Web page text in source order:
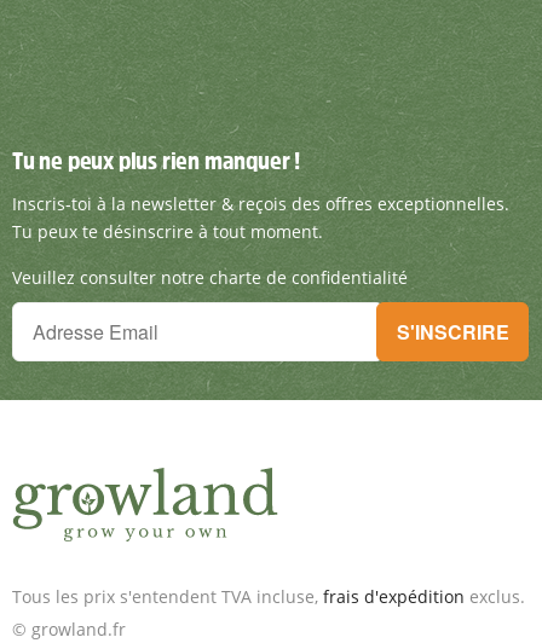
Tu ne peux plus rien manquer !
Inscris-toi à la newsletter & reçois des offres
Tu ne peux plus rien manquer !
Inscris-toi à la newsletter & reçois des offres exceptionnelles.
Tu peux te désinscrire à tout moment.
Veuillez consulter notre charte de confidentialité
Tu ne peux plus rien manquer !
Inscris-toi à la newsletter & reçois des offres exceptionnelles.
S'INSCRIRE
Tous les prix s'entendent TVA incluse, frais d'expédition exclus.
© growland.fr